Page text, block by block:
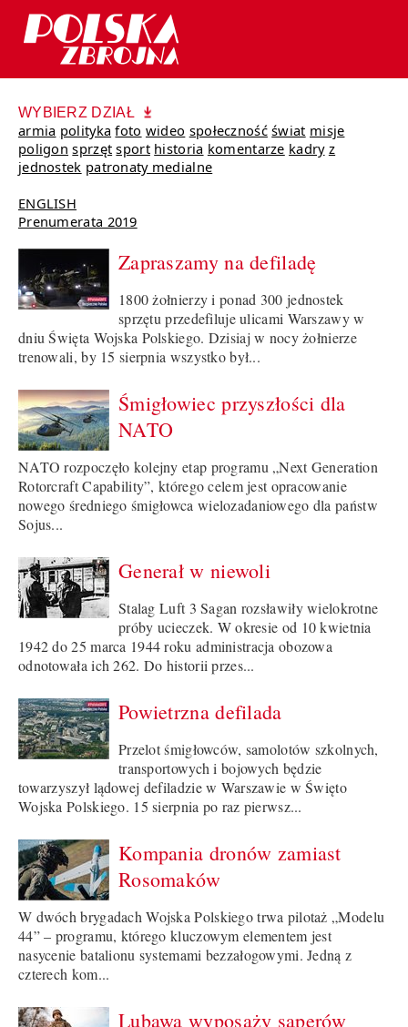
WYBIERZ DZIAŁ
armia polityka foto wideo społeczność świat misje
poligon sprzęt sport historia komentarze kadry z
jednostek patronaty medialne
ENGLISH
Prenumerata 2019
Zapraszamy na defiladę
1800 żołnierzy i ponad 300 jednostek
sprzętu przedefiluje ulicami Warszawy w
dniu Święta Wojska Polskiego. Dzisiaj w nocy żołnierze
trenowali, by 15 sierpnia wszystko był...
Śmigłowiec przyszłości dla
NATO
NATO rozpoczęło kolejny etap programu „Next Generation
Rotorcraft Capability”, którego celem jest opracowanie
nowego średniego śmigłowca wielozadaniowego dla państw
Sojus...
Generał w niewoli
Stalag Luft 3 Sagan rozsławiły wielokrotne
próby ucieczek. W okresie od 10 kwietnia
1942 do 25 marca 1944 roku administracja obozowa
odnotowała ich 262. Do historii przes...
Powietrzna defilada
Przelot śmigłowców, samolotów szkolnych,
transportowych i bojowych będzie
towarzyszył lądowej defiladzie w Warszawie w Święto
Wojska Polskiego. 15 sierpnia po raz pierwsz...
Kompania dronów zamiast
Rosomaków
W dwóch brygadach Wojska Polskiego trwa pilotaż „Modelu
44” – programu, którego kluczowym elementem jest
nasycenie batalionu systemami bezzałogowymi. Jedną z
czterech kom...
Lubawa wyposaży saperów